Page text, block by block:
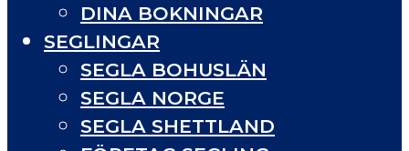
DINA BOKNINGAR
SEGLINGAR
SEGLA BOHUSLÄN
SEGLA NORGE
SEGLA SHETTLAND